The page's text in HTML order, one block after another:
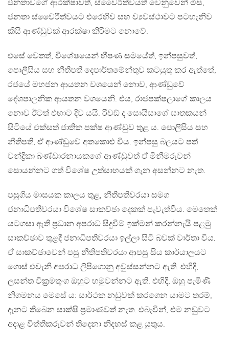
ජනතාවගේ ආරක්ෂාවත්, ස්වෛරීත්වයත් වෙනුවෙන් මිස,
ජනතා ස්වෛරීත්වයට එරෙහිව සහ ව්‍යවස්ථාවට පටහැනිව
කිසි ආණ්ඩුවක් ආරක්ෂා කිරීමට නොවේ.
එසේ වෙතත්, විශේෂයෙන් භීෂණ සමයේත්, ඉන්පසුවත්,
පොලීසිය සහ නීතිපති දෙපාර්තමේන්තුව කටයුතු කර ඇත්තේ,
රජයේ මහජන ආයතන වශයෙන් නොව, ආණ්ඩුවේ
දේශපාලනික ආයතන වශයෙනි. එය, රාජපක්ෂලාගේ කාලය
නොව ඊටත් එහාට දිව යයි. රිචඞ් ද සොයිසාගේ ඝාතකයන්
සිටියේ එක්සත් ජාතික පක්ෂ ආණ්ඩුව තුළ ය. පොලීසිය සහ
නීතිපති, ඒ ආණ්ඩුවේ අතකොළු විය. ඉන්පසු බලයට පත්
චන්ද්‍රිකා බණ්ඩාරනායකගේ ආණ්ඩුවත් ඒ මිනීමරුවන්
සොයන්නට ගත් විශේෂ උත්සාහයක් ගැන අසන්නට නැත.
පසුගිය මාසයක කාලය තුළ, නීතිපතිවරයා සමග
ජනාධිපතිවරයා විශේෂ සාකච්ඡා දෙකක් පැවැත්වීය. මෙතෙක්
යටගසා ඇති ප්‍රධාන අපරාධ සිදුවීම් ඉක්මන් කරන්නැයි පළමු
සාකච්ඡාව තුළදී ජනාධිපතිවරයා ඉල්ලා සිටි බවක් වාර්තා විය.
ඒ සාකච්ඡාවෙන් පසු නීතිපතිවරයා ආපසු සිය කාර්යාලයට
ගොස් එවැනි අපරාධ ලිපිගොනු අවුස්සන්නට ඇති. එහිදී,
ලසන්ත වික්‍රමතුංග ඔහුට හමුවන්නට ඇති. එහිදී, ඔහු පැමිණි
නිගමනය මෙසේ ය: සාර්ථක නඩුවක් කරගෙන යාමට තරම්,
දැනට තිබෙන සාක්ෂි ප්‍රමාණවත් නැත. එබැවින්, එම නඩුවට
අදාළ විත්තිකරුවන් තිදෙනා නිදහස් කළ යුතුය.